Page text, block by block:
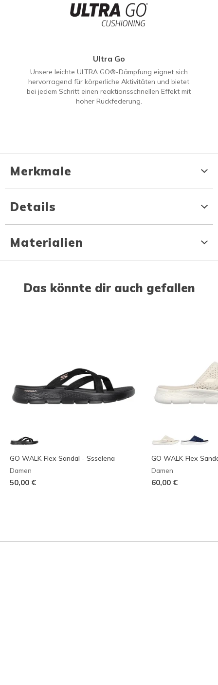
Ultra Go
Unsere leichte ULTRA GO®-Dämpfung eignet sich
hervorragend für körperliche Aktivitäten und bietet
bei jedem Schritt einen reaktionsschnellen Effekt mit
hoher Rückfederung.
Merkmale
Details
Materialien
Das könnte dir auch gefallen
GO WALK Flex Sandal - Ssselena
Damen
50,00 €
GO WALK Flex
Damen
60,00 €